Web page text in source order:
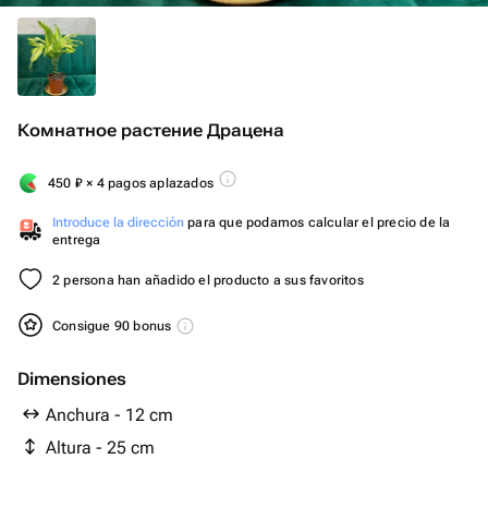
Комнатное растение Драцена
450 ₽ × 4 pagos aplazados
Introduce la dirección para que podamos calcular el precio de la
entrega
2 persona han añadido el producto a sus favoritos
Consigue 90 bonus
Dimensiones
Anchura - 12 cm
Altura - 25 cm